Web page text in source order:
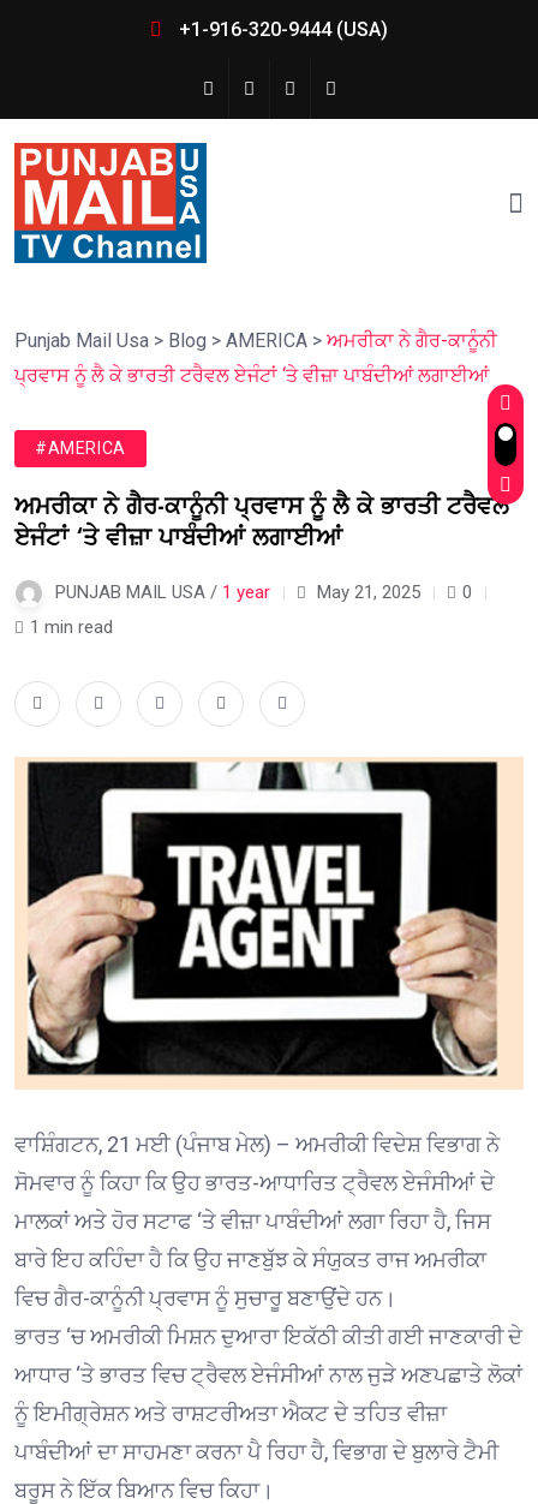
+1-916-320-9444 (USA)
Punjab Mail Usa > Blog > AMERICA > ਅਮਰੀਕਾ ਨੇ ਗੈਰ-ਕਾਨੂੰਨੀ
ਪ੍ਰਵਾਸ ਨੂੰ ਲੈ ਕੇ ਭਾਰਤੀ ਟਰੈਵਲ ਏਜੰਟਾਂ ‘ਤੇ ਵੀਜ਼ਾ ਪਾਬੰਦੀਆਂ ਲਗਾਈਆਂ
#AMERICA
ਅਮਰੀਕਾ ਨੇ ਗੈਰ-ਕਾਨੂੰਨੀ ਪ੍ਰਵਾਸ ਨੂੰ ਲੈ ਕੇ ਭਾਰਤੀ ਟਰੈਵਲ
ਏਜੰਟਾਂ ‘ਤੇ ਵੀਜ਼ਾ ਪਾਬੰਦੀਆਂ ਲਗਾਈਆਂ
PUNJAB MAIL USA / 1 year May 21, 2025
0
1 min read
ਵਾਸ਼ਿੰਗਟਨ, 21 ਮਈ (ਪੰਜਾਬ ਮੇਲ) – ਅਮਰੀਕੀ ਵਿਦੇਸ਼ ਵਿਭਾਗ ਨੇ
ਸੋਮਵਾਰ ਨੂੰ ਕਿਹਾ ਕਿ ਉਹ ਭਾਰਤ-ਆਧਾਰਿਤ ਟ੍ਰੈਵਲ ਏਜੰਸੀਆਂ ਦੇ
ਮਾਲਕਾਂ ਅਤੇ ਹੋਰ ਸਟਾਫ ‘ਤੇ ਵੀਜ਼ਾ ਪਾਬੰਦੀਆਂ ਲਗਾ ਰਿਹਾ ਹੈ, ਜਿਸ
ਬਾਰੇ ਇਹ ਕਹਿੰਦਾ ਹੈ ਕਿ ਉਹ ਜਾਣਬੁੱਝ ਕੇ ਸੰਯੁਕਤ ਰਾਜ ਅਮਰੀਕਾ
ਵਿਚ ਗੈਰ-ਕਾਨੂੰਨੀ ਪ੍ਰਵਾਸ ਨੂੰ ਸੁਚਾਰੂ ਬਣਾਉਂਦੇ ਹਨ।
ਭਾਰਤ ‘ਚ ਅਮਰੀਕੀ ਮਿਸ਼ਨ ਦੁਆਰਾ ਇਕੱਠੀ ਕੀਤੀ ਗਈ ਜਾਣਕਾਰੀ ਦੇ
ਆਧਾਰ ‘ਤੇ ਭਾਰਤ ਵਿਚ ਟ੍ਰੈਵਲ ਏਜੰਸੀਆਂ ਨਾਲ ਜੁੜੇ ਅਣਪਛਾਤੇ ਲੋਕਾਂ
ਨੂੰ ਇਮੀਗ੍ਰੇਸ਼ਨ ਅਤੇ ਰਾਸ਼ਟਰੀਅਤਾ ਐਕਟ ਦੇ ਤਹਿਤ ਵੀਜ਼ਾ
ਪਾਬੰਦੀਆਂ ਦਾ ਸਾਹਮਣਾ ਕਰਨਾ ਪੈ ਰਿਹਾ ਹੈ, ਵਿਭਾਗ ਦੇ ਬੁਲਾਰੇ ਟੈਮੀ
ਬਰੂਸ ਨੇ ਇੱਕ ਬਿਆਨ ਵਿਚ ਕਿਹਾ।